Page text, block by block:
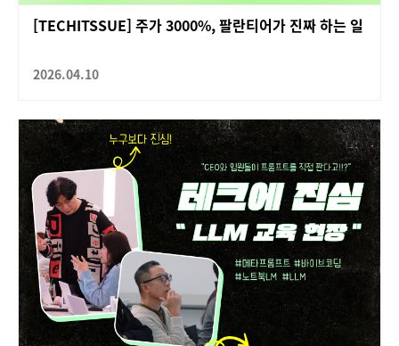
[TECHITSSUE] 주가 3000%, 팔란티어가 진짜 하는 일
2026.04.10